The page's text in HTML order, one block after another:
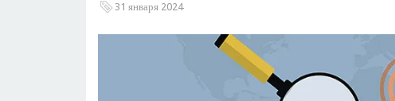
31 января 2024